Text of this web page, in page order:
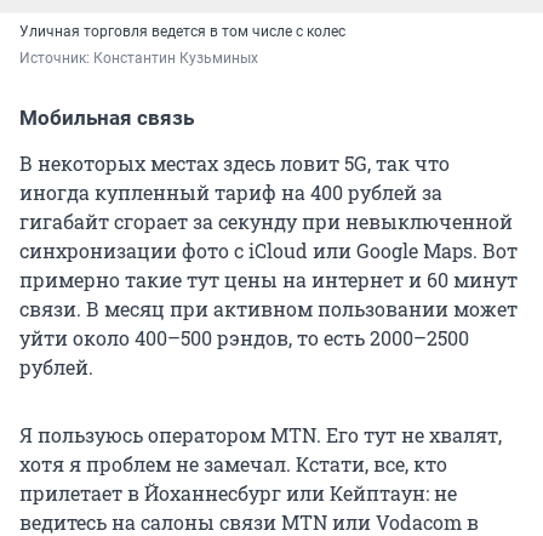
Уличная торговля ведется в том числе с колес
Источник: Константин Кузьминых
Мобильная связь
В некоторых местах здесь ловит 5G, так что
иногда купленный тариф на 400 рублей за
гигабайт сгорает за секунду при невыключенной
синхронизации фото c iCloud или Google Maps. Вот
примерно такие тут цены на интернет и 60 минут
связи. В месяц при активном пользовании может
уйти около 400–500 рэндов, то есть 2000–2500
рублей.
Я пользуюсь оператором MTN. Его тут не хвалят,
хотя я проблем не замечал. Кстати, все, кто
прилетает в Йоханнесбург или Кейптаун: не
ведитесь на салоны связи MTN или Vodacom в